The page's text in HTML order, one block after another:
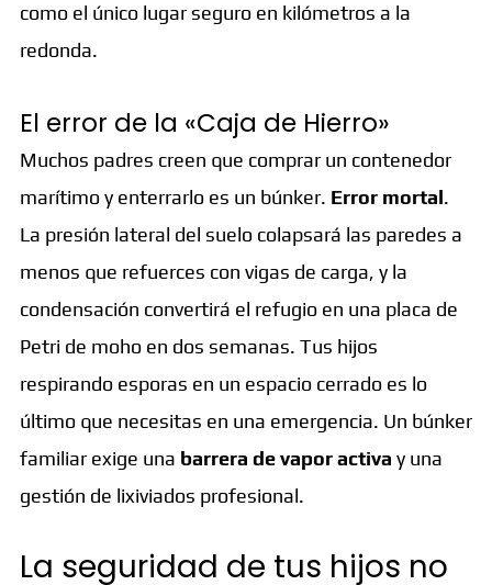
como el único lugar seguro en kilómetros a la
redonda.
El error de la «Caja de Hierro»
Muchos padres creen que comprar un contenedor
marítimo y enterrarlo es un búnker. Error mortal.
La presión lateral del suelo colapsará las paredes a
menos que refuerces con vigas de carga, y la
condensación convertirá el refugio en una placa de
Petri de moho en dos semanas. Tus hijos
respirando esporas en un espacio cerrado es lo
último que necesitas en una emergencia. Un búnker
familiar exige una barrera de vapor activa y una
gestión de lixiviados profesional.
La seguridad de tus hijos no